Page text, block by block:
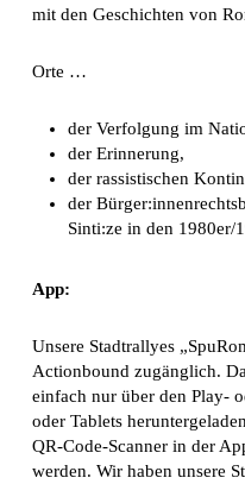
mit den Geschichten von
Orte …
der Verfolgung im
der Erinnerung,
der rassistischen
der
Sinti:ze in den 1980er/
App:
Unsere Stadtrallyes
Actionbound zugänglich.
einfach nur über den Play-
oder Tablets
QR-Code-Scanner in der
werden. Wir haben unsere